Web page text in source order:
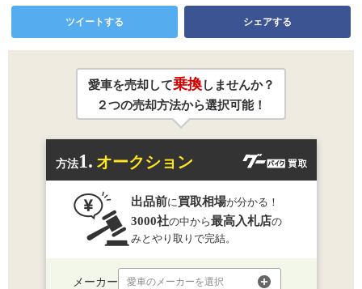
ツイートする シェアする
愛車を売却して乗換しませんか？
２つの売却方法から選択可能！
方法1. オークション
出品前に買取相場が分かる！
3000社の中から最高入札店の
みとやり取りで完結。
メーカー 愛車のメーカーを選択